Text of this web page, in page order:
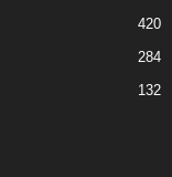
420
284
132